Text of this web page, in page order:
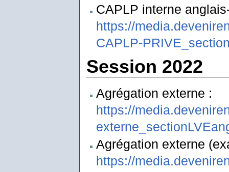
CAPLP interne
https://
CAPLP-
Session 2022
Agrégation externe :
https://
Agrégation externe
https://